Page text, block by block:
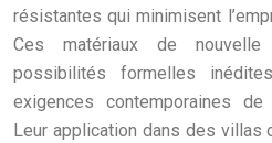
résistantes qui minimisent
Ces matériaux de
possibilités formelles
exigences contemporaines de
Leur application dans des villas